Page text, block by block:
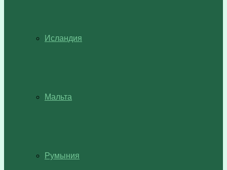
Исландия
Мальта
Румыния